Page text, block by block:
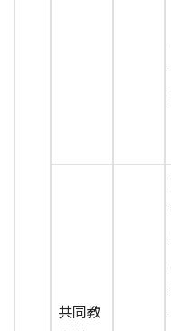
共同教